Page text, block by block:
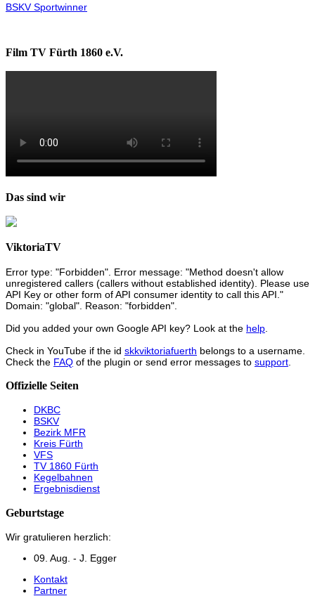
BSKV Sportwinner
Film TV Fürth 1860 e.V.
Das sind wir
ViktoriaTV
Error type: "Forbidden". Error message: "Method doesn't allow
unregistered callers (callers without established identity). Please use
API Key or other form of API consumer identity to call this API."
Domain: "global". Reason: "forbidden".
Did you added your own Google API key? Look at the help
Check in YouTube if the id skkviktoriafuerth belongs to a username.
Check the FAQ of the plugin or send error messages to support
Offizielle Seiten
DKBC
BSKV
Bezirk MFR
Kreis Fürth
VFS
TV 1860 Fürth
Kegelbahnen
Ergebnisdienst
Geburtstage
Wir gratulieren herzlich:
09. Aug. - J. Egger
Kontakt
Partner